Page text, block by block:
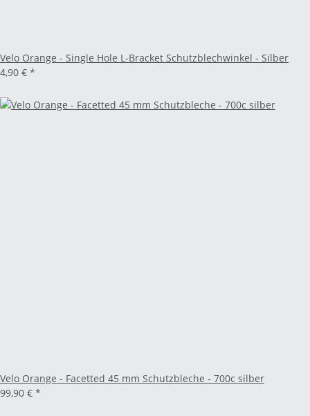
Velo Orange - Single Hole L-Bracket Schutzblechwinkel - Silber
4,90 € *
Velo Orange - Facetted 45 mm Schutzbleche - 700c silber
99,90 € *